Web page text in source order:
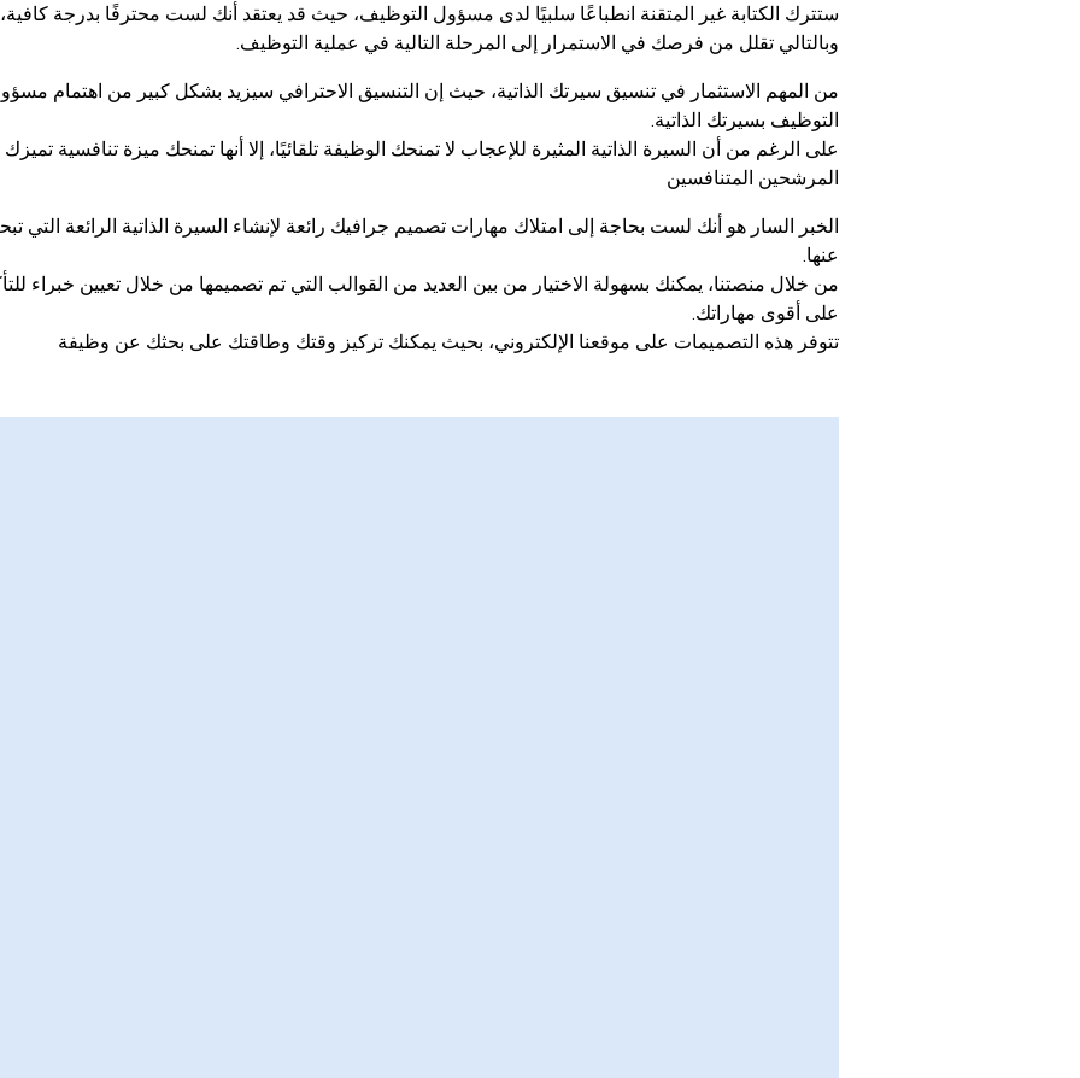
ستترك الكتابة غير المتقنة انطباعًا سلبيًا لدى مسؤول التوظيف، حيث قد يعتقد أنك لست محترفًا بدرجة كافية،
وبالتالي تقلل من فرصك في الاستمرار إلى المرحلة التالية في عملية التوظيف.
من المهم الاستثمار في تنسيق سيرتك الذاتية، حيث إن التنسيق الاحترافي سيزيد بشكل كبير من اهتمام
التوظيف بسيرتك الذاتية.
على الرغم من أن السيرة الذاتية المثيرة للإعجاب لا تمنحك الوظيفة تلقائيًا، إلا أنها تمنحك ميزة تنافسية
المرشحين المتنافسين
الخبر السار هو أنك لست بحاجة إلى امتلاك مهارات تصميم جرافيك رائعة لإنشاء السيرة الذاتية الرائعة التي
عنها.
من خلال منصتنا، يمكنك بسهولة الاختيار من بين العديد من القوالب التي تم تصميمها من خلال تعيين خبراء
على أقوى مهاراتك.
تتوفر هذه التصميمات على موقعنا الإلكتروني، بحيث يمكنك تركيز وقتك وطاقتك على بحثك عن وظيفة